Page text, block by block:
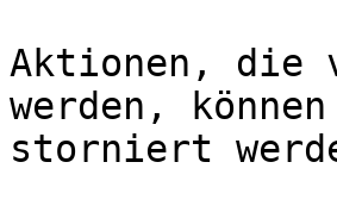
Aktionen, die
werden,
storniert